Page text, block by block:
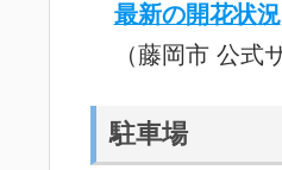
最新の開花状況
（藤岡市 公式
駐車場